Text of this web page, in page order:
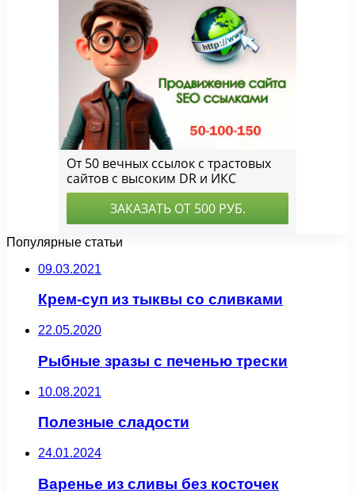
Популярные статьи
09.03.2021
Крем-суп из тыквы со сливками
22.05.2020
Рыбные зразы с печенью трески
10.08.2021
Полезные сладости
24.01.2024
Варенье из сливы без косточек